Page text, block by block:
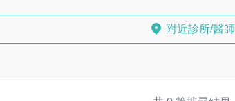
附近診所/醫師